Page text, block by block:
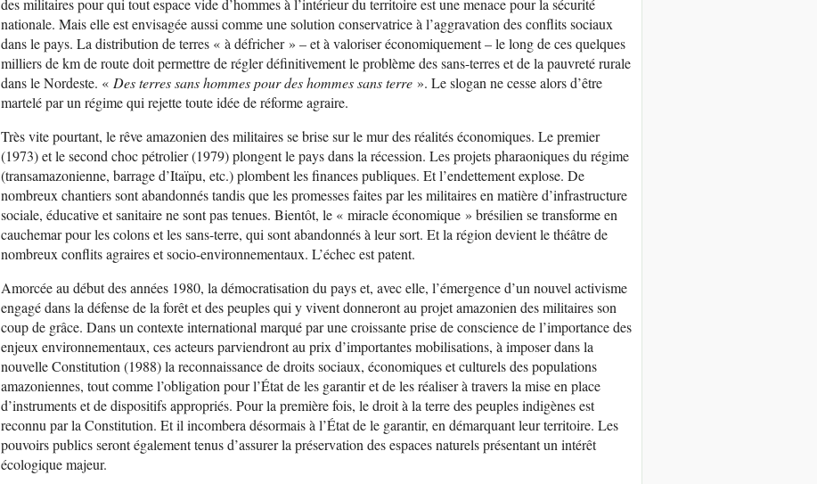
des militaires pour qui tout espace vide d’hommes à l’intérieur du territoire est une menace pour la sécurité
nationale. Mais elle est envisagée aussi comme une solution conservatrice à l’aggravation des conflits sociaux
dans le pays. La distribution de terres « à défricher » – et à valoriser économiquement – le long de ces quelques
milliers de km de route doit permettre de régler définitivement le problème des sans-terres et de la pauvreté rurale
dans le Nordeste. « Des terres sans hommes pour des hommes sans terre ». Le slogan ne cesse alors d’être
martelé par un régime qui rejette toute idée de réforme agraire.
Très vite pourtant, le rêve amazonien des militaires se brise sur le mur des réalités économiques. Le premier
(1973) et le second choc pétrolier (1979) plongent le pays dans la récession. Les projets pharaoniques du régime
(transamazonienne, barrage d’Itaïpu, etc.) plombent les finances publiques. Et l’endettement explose. De
nombreux chantiers sont abandonnés tandis que les promesses faites par les militaires en matière d’infrastructure
sociale, éducative et sanitaire ne sont pas tenues. Bientôt, le « miracle économique » brésilien se transforme en
cauchemar pour les colons et les sans-terre, qui sont abandonnés à leur sort. Et la région devient le théâtre de
nombreux conflits agraires et socio-environnementaux. L’échec est patent.
Amorcée au début des années 1980, la démocratisation du pays et, avec elle, l’émergence d’un nouvel activisme
engagé dans la défense de la forêt et des peuples qui y vivent donneront au projet amazonien des militaires son
coup de grâce. Dans un contexte international marqué par une croissante prise de conscience de l’importance des
enjeux environnementaux, ces acteurs parviendront au prix d’importantes mobilisations, à imposer dans la
nouvelle Constitution (1988) la reconnaissance de droits sociaux, économiques et culturels des populations
amazoniennes, tout comme l’obligation pour l’État de les garantir et de les réaliser à travers la mise en place
d’instruments et de dispositifs appropriés. Pour la première fois, le droit à la terre des peuples indigènes est
reconnu par la Constitution. Et il incombera désormais à l’État de le garantir, en démarquant leur territoire. Les
pouvoirs publics seront également tenus d’assurer la préservation des espaces naturels présentant un intérêt
écologique majeur.